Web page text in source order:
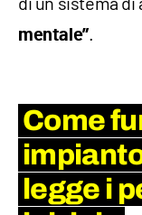
mentale”.
Come
legge i